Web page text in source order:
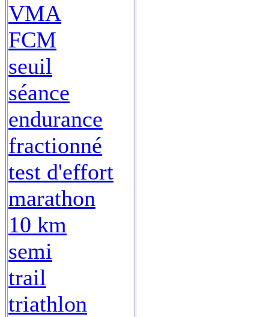
VMA
FCM
seuil
séance
endurance
fractionné
test d'effort
marathon
10 km
semi
trail
triathlon